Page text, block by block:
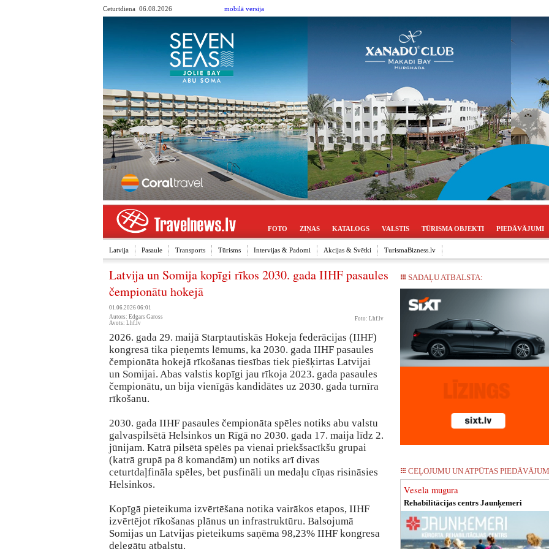
Ceturtdiena 06.08.2026 mobilā versija
FOTO ZIŅAS KATALOGS VALSTIS TŪRISMA OBJEKTI PIEDĀVĀJUMI
Latvija Pasaule Transports Tūrisms Intervijas & Padomi Akcijas & Svētki TurismaBizness.lv
Latvija un Somija kopīgi rīkos 2030. gada IIHF pasaules
čempionātu hokejā
01.06.2026 06:01
Foto: Lhf.lv
Autors: Edgars Gaross
Avots: Lhf.lv
2026. gada 29. maijā Starptautiskās Hokeja federācijas (IIHF)
kongresā tika pieņemts lēmums, ka 2030. gada IIHF pasaules
čempionāta hokejā rīkošanas tiesības tiek piešķirtas Latvijai
un Somijai. Abas valstis kopīgi jau rīkoja 2023. gada pasaules
čempionātu, un bija vienīgās kandidātes uz 2030. gada turnīra
rīkošanu.
2030. gada IIHF pasaules čempionāta spēles notiks abu valstu
galvaspilsētā Helsinkos un Rīgā no 2030. gada 17. maija līdz 2.
jūnijam. Katrā pilsētā spēlēs pa vienai priekšsacīkšu grupai
(katrā grupā pa 8 komandām) un notiks arī divas
ceturtdaļfināla spēles, bet pusfināli un medaļu cīņas risināsies
Helsinkos.
Kopīgā pieteikuma izvērtēšana notika vairākos etapos, IIHF
izvērtējot rīkošanas plānus un infrastruktūru. Balsojumā
Somijas un Latvijas pieteikums saņēma 98,23% IIHF kongresa
delegātu atbalstu.
SADAĻU ATBALSTA:
CEĻOJUMU UN ATPŪTAS
Vesela mugura
Rehabilitācijas centrs Jaunķemeri